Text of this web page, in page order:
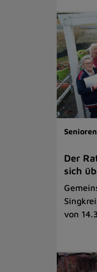
Der
sich
von